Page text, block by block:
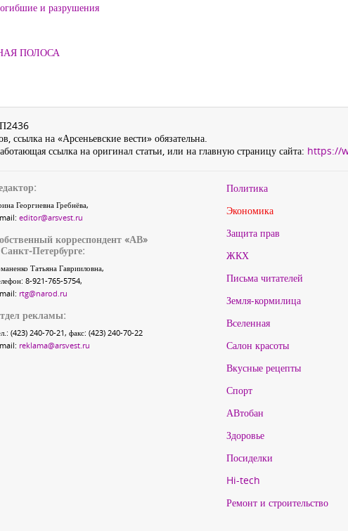
и разрушения
ПОЛОСА
ссылка на «Арсеньевские вести» обязательна.
ссылка на оригинал статьи, или на главную страницу сайта: https://
Георгиевна Гребнёва,
editor@arsvest.ru
корреспондент «АВ»
Петербурге:
Татьяна Гаврииловна,
8-921-765-5754,
rtg@narod.ru
рекламы:
(423) 240-70-21, факс: (423) 240-70-22
reklama@arsvest.ru
Политика
Экономика
Защита прав
ЖКХ
Письма читателей
Земля-кормилица
Вселенная
Салон красоты
Вкусные рецепты
Спорт
АВтобан
Здоровье
Посиделки
Hi-tech
Ремонт и строительство